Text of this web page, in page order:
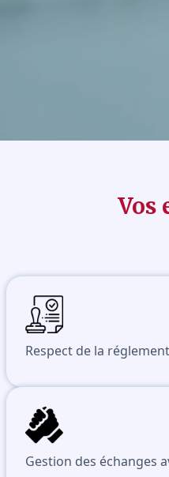
Vos
Respect de la
Gestion des échanges